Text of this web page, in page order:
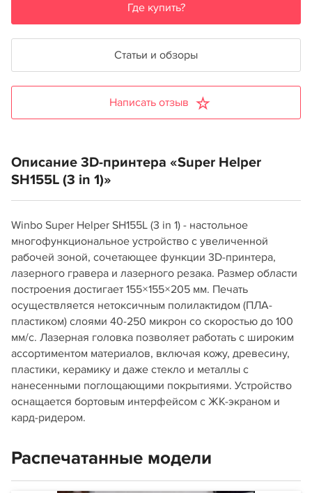
Где купить?
Статьи и обзоры
Написать отзыв
Описание 3D-принтера «Super Helper
SH155L (3 in 1)»
Winbo Super Helper SH155L (3 in 1) - настольное
многофункциональное устройство с увеличенной
рабочей зоной, сочетающее функции 3D-принтера,
лазерного гравера и лазерного резака. Размер области
построения достигает 155×155×205 мм. Печать
осуществляется нетоксичным полилактидом (ПЛА-
пластиком) слоями 40-250 микрон со скоростью до 100
мм/c. Лазерная головка позволяет работать с широким
ассортиментом материалов, включая кожу, древесину,
пластики, керамику и даже стекло и металлы с
нанесенными поглощающими покрытиями. Устройство
оснащается бортовым интерфейсом с ЖК-экраном и
кард-ридером.
Распечатанные модели